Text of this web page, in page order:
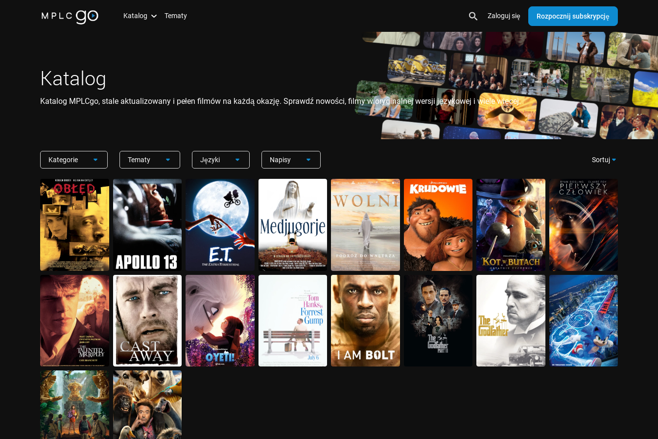
Katalog Tematy Zaloguj się Rozpocznij subskrypcję
Katalog
Katalog MPLCgo, stale aktualizowany i pełen filmów na każdą okazję. Sprawdź nowości, filmy w oryginalnej wersji językowej i wiele więcej.
Kategorie Tematy Języki Napisy Sortuj